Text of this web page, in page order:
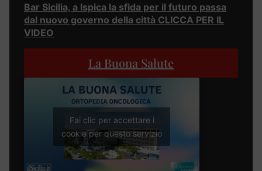
Bar Sicilia, a Ispica la sfida per il futuro passa
dal nuovo governo della città CLICCA PER IL
VIDEO
La Buona Salute
Fai clic per accettare i
cookie per questo servizio